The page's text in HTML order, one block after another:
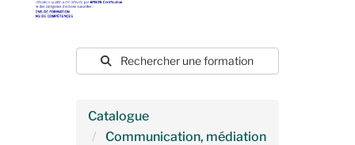
Rechercher une formation
Catalogue
Communication, médiation